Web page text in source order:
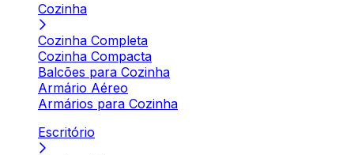
Cozinha
Cozinha Completa
Cozinha Compacta
Balcões para Cozinha
Armário Aéreo
Armários para Cozinha
Escritório